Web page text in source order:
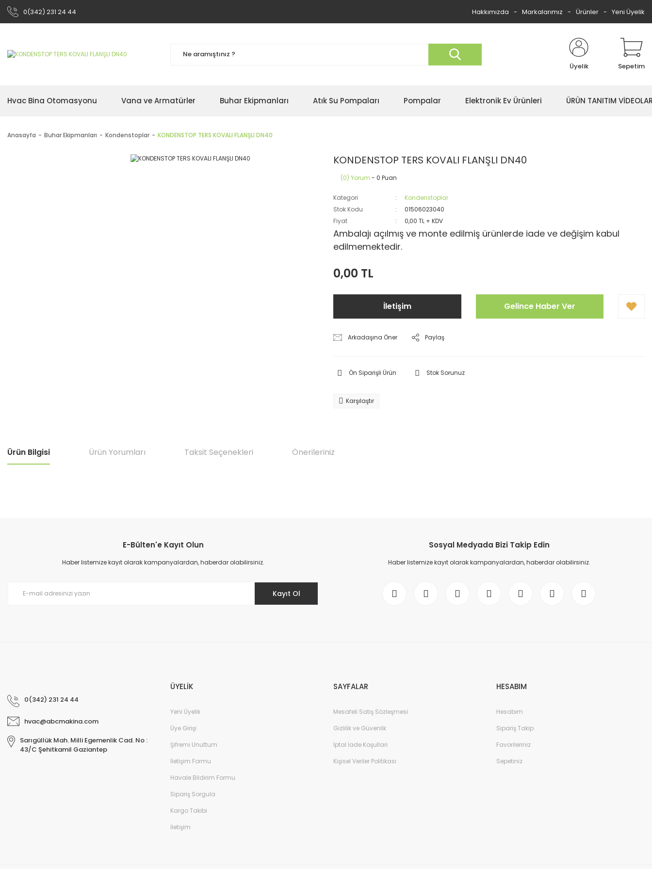
0(342) 231 24 44 Hakkımızda Markalarımız Ürünler Yeni Üyelik
Üyelik Sepetim
Hvac Bina Otomasyonu Vana ve Armatürler Buhar Ekipmanları Atık Su Pompaları Pompalar Elektronik Ev Ürünleri ÜRÜN TANITIM
Anasayfa Buhar Ekipmanları Kondenstoplar KONDENSTOP TERS KOVALI FLANŞLI DN40
KONDENSTOP TERS KOVALI FLANŞLI DN40
(0) Yorum - 0 Puan
Kategori
Kondenstoplar
Stok Kodu
01506023040
Fiyat
0,00 TL + KDV
Ambalajı açılmış ve monte edilmiş ürünlerde iade ve değişim kabul
edilmemektedir.
0,00 TL
İletişim Gelince Haber Ver
Arkadaşına Öner Paylaş
Ön Siparişli Ürün Stok Sorunuz
Karşılaştır
Ürün Bilgisi Ürün Yorumları Taksit Seçenekleri Önerileriniz
Ürün resmi kalitesiz, bozuk veya görüntülenemiyor.
Ürün açıklamasında eksik bilgiler bulunuyor.
E-Bülten'e Kayıt Olun
Haber listemize kayıt olarak kampanyalardan, haberdar olabilirsiniz.
Kayıt Ol
Sosyal Medyada Bizi Takip Edin
Haber listemize kayıt olarak kampanyalardan, haberdar olabilirsiniz.
0(342) 231 24 44
hvac@abcmakina.com
Sarıgüllük Mah. Milli Egemenlik Cad. No :
43/C Şehitkamil Gaziantep
ÜYELİK
Yeni Üyelik
Üye Girişi
Şifremi Unuttum
İletişim Formu
Havale Bildirim Formu
Sipariş Sorgula
Kargo Takibi
İletişim
SAYFALAR
Mesafeli Satış Sözleşmesi
Gizlilik ve Güvenlik
İptal İade Koşullari
Kişisel Veriler Politikası
HESABIM
Hesabım
Sipariş Takip
Favorileriniz
Sepetiniz